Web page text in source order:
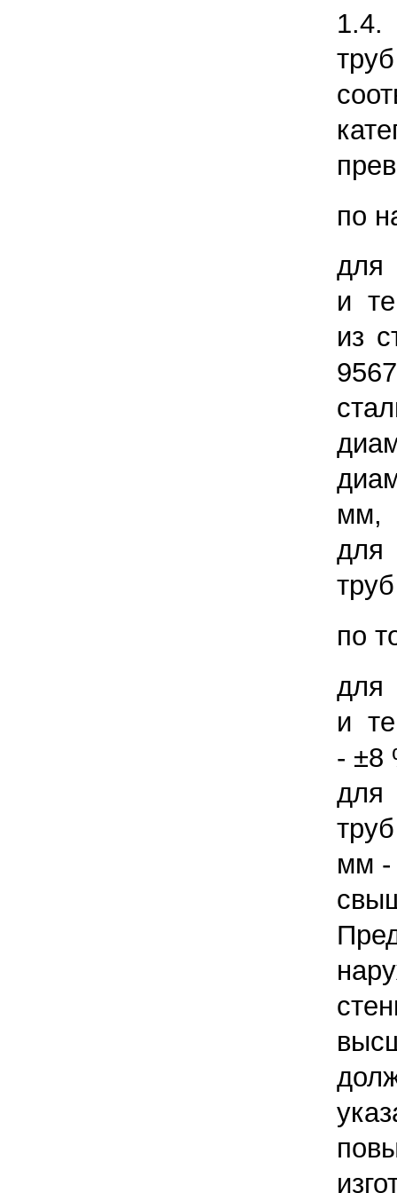
по
для
и
из
мм,
для
по
для
и
- ±8
для
мм -